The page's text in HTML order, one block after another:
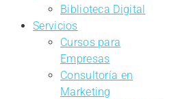
Biblioteca Digital
Servicios
Cursos para
Empresas
Consultoría en
Marketing